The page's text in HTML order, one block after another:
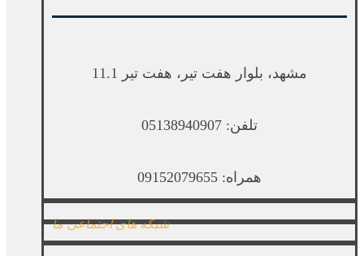
مشهد، بلوار هفت تیر، هفت تیر 11.1
تلفن: 05138940907
همراه: 09152079655
شبکه های اجتماعی ما